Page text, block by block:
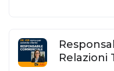
Relazioni